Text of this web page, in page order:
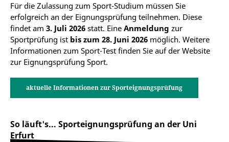
Für die Zulassung zum Sport-Studium müssen Sie
erfolgreich an der Eignungsprüfung teilnehmen. Diese
findet am 3. Juli 2026 statt. Eine Anmeldung zur
Sportprüfung ist bis zum 28. Juni 2026 möglich. Weitere
Informationen zum Sport-Test finden Sie auf der Website
zur Eignungsprüfung Sport.
aktuelle Informationen zur Sporteignungsprüfung
So läuft's... Sporteignungsprüfung an der Uni
Erfurt